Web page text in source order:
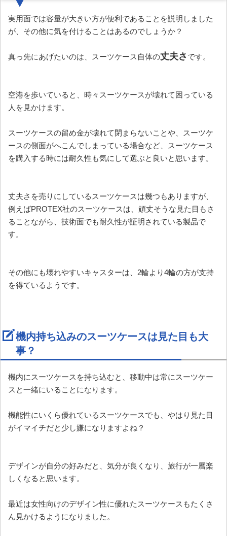
実用面では容量が大きい方が便利であることを説明しました
が、その他に気を付けることはあるのでしょうか？
真っ先にあげたいのは、スーツケース自体の丈夫さ です。
空港を歩いていると、時々スーツケースが壊れて困っている
人を見かけます。
スーツケースの留め金が壊れて閉まらないことや、スーツケ
ースの側面がへこんでしまっている場合など、スーツケース
を購入する時には耐久性も気にして選ぶと良いと思います。
丈夫さを売りにしているスーツケースは幾つもありますが、
例えばPROTEX社のスーツケースは、頑丈そうな見た目もさ
ることながら、技術面でも耐久性が証明されている製品で
す。
その他にも壊れやすいキャスターは、2輪より4輪の方が支持
を得ているようです。
機内持ち込みのスーツケースは見た目も大
事？
機内にスーツケースを持ち込むと、移動中は常にスーツケー
スと一緒にいることになります。
機能性にいくら優れているスーツケースでも、やはり見た目
がイマイチだと少し嫌になりますよね？
デザインが自分の好みだと、気分が良くなり、旅行が一層楽
しくなると思います。
最近は女性向けのデザイン性に優れたスーツケースもたくさ
ん見かけるようになりました。